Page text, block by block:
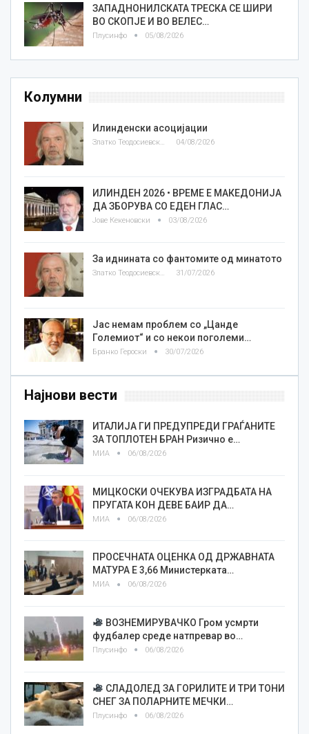
ЗАПАДНОНИЛСКАТА ТРЕСКА СЕ ШИРИ
ВО СКОПЈЕ И ВО ВЕЛЕС…
Плусинфо 05/08/2026
Колумни
Илинденски асоцијации
Златко Теодосиевски 04/08/2026
ИЛИНДЕН 2026 • ВРЕМЕ Е МАКЕДОНИЈА
ДА ЗБОРУВА СО ЕДЕН ГЛАС…
Јове Кекеновски 03/08/2026
За иднината со фантомите од минатото
Златко Теодосиевски 31/07/2026
Јас немам проблем со „Цанде
Големиот“ и со некои поголеми…
Бранко Героски 30/07/2026
Најнови вести
ИТАЛИЈА ГИ ПРЕДУПРЕДИ ГРАЃАНИТЕ
ЗА ТОПЛОТЕН БРАН Ризично е…
МИА 06/08/2026
МИЦКОСКИ ОЧЕКУВА ИЗГРАДБАТА НА
ПРУГАТА КОН ДЕВЕ БАИР ДА…
МИА 06/08/2026
ПРОСЕЧНАТА ОЦЕНКА ОД ДРЖАВНАТА
МАТУРА Е 3,66 Министерката…
МИА 06/08/2026
ВОЗНЕМИРУВАЧКО Гром усмрти
фудбалер среде натпревар во…
Плусинфо 06/08/2026
СЛАДОЛЕД ЗА ГОРИЛИТЕ И ТРИ ТОНИ
СНЕГ ЗА ПОЛАРНИТЕ МЕЧКИ…
Плусинфо 06/08/2026